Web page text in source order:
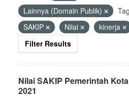
Lainnya (Domain Publik)
SAKIP
Nilai
kinerja
Filter Results
Nilai SAKIP Pemerintah
2021